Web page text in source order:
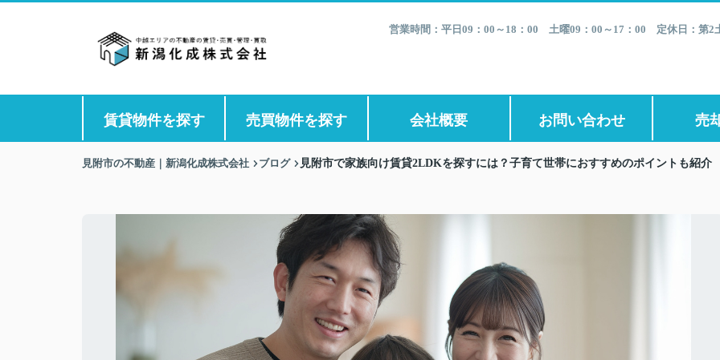
営業時間：平日09：00～18：00 土曜09：00～17：00 定休日：第
賃貸物件を探す 売買物件を探す 会社概要 お問い合わせ 売
見附市の不動産｜新潟化成株式会社 ブログ 見附市で家族向け賃貸2LDKを探すには？子育て世帯におすすめのポイントも紹介